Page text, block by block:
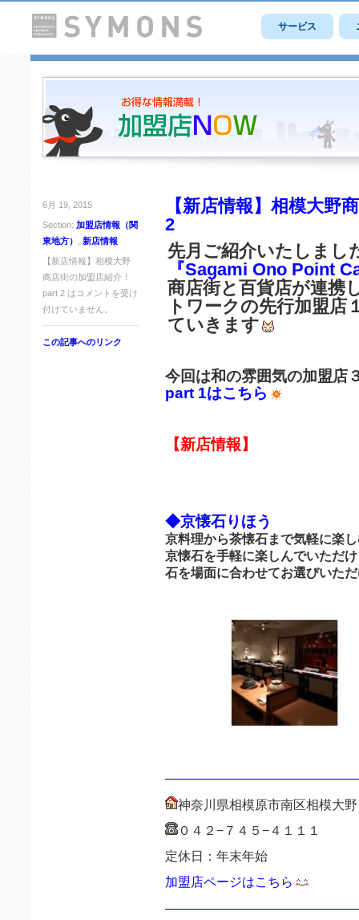
サービス
6月 19, 2015
Section: 加盟店情報（関
東地方）
新店情報
【新店情報】相模大野
商店街の加盟店紹介！
part 2 は コメントを受け
付けていません。
この記事へのリンク
【新店情報】相模大野
2
先月ご紹介いたしまし
『Sagami Ono Point
商店街と百貨店が連携
トワークの先行加盟店
ていきます
今回は和の雰囲気の加盟店
part 1はこちら
【新店情報】
◆京懐石りほう
京料理から茶懐石まで気軽に楽
京懐石を手軽に楽しんでいただ
石を場面に合わせてお選びいた
神奈川県相模原市南区相模大
０４２−７４５−４１１１
定休日：年末年始
加盟店ページはこちら